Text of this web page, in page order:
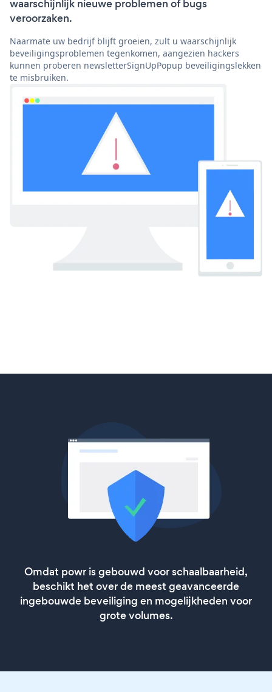
waarschijnlijk nieuwe problemen of bugs
veroorzaken.
Naarmate uw bedrijf blijft groeien, zult u waarschijnlijk
beveiligingsproblemen tegenkomen, aangezien hackers
kunnen proberen newsletterSignUpPopup beveiligingslekken
te misbruiken.
Omdat powr is gebouwd voor schaalbaarheid,
beschikt het over de meest geavanceerde
ingebouwde beveiliging en mogelijkheden voor
grote volumes.